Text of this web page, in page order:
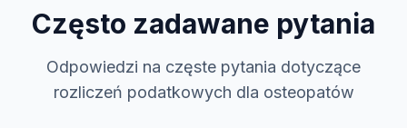
Często zadawane pytania
Odpowiedzi na częste pytania dotyczące
rozliczeń podatkowych dla osteopatów